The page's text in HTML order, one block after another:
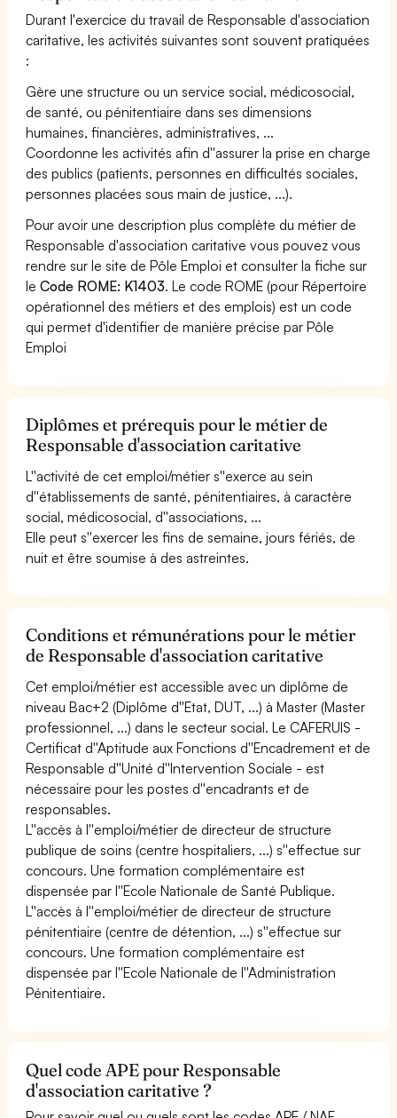
Durant l'exercice du travail de Responsable d'association
caritative, les activités suivantes sont souvent pratiquées
:
Gère une structure ou un service social, médicosocial,
de santé, ou pénitentiaire dans ses dimensions
humaines, financières, administratives, ...
Coordonne les activités afin d''assurer la prise en charge
des publics (patients, personnes en difficultés sociales,
personnes placées sous main de justice, ...).
Pour avoir une description plus complète du métier de
Responsable d'association caritative vous pouvez vous
rendre sur le site de Pôle Emploi et consulter la fiche sur
leCode ROME: K1403. Le code ROME (pour Répertoire
opérationnel des métiers et des emplois) est un code
qui permet d'identifier de manière précise par Pôle
Emploi
Diplômes et prérequis pour le métier de
Responsable d'association caritative
L''activité de cet emploi/métier s''exerce au sein
d''établissements de santé, pénitentiaires, à caractère
social, médicosocial, d''associations, ...
Elle peut s''exercer les fins de semaine, jours fériés, de
nuit et être soumise à des astreintes.
Conditions et rémunérations pour le métier
de Responsable d'association caritative
Cet emploi/métier est accessible avec un diplôme de
niveau Bac+2 (Diplôme d''Etat, DUT, ...) à Master (Master
professionnel, ...) dans le secteur social. Le CAFERUIS -
Certificat d''Aptitude aux Fonctions d''Encadrement et de
Responsable d''Unité d''Intervention Sociale - est
nécessaire pour les postes d''encadrants et de
responsables.
L''accès à l''emploi/métier de directeur de structure
publique de soins (centre hospitaliers, ...) s''effectue sur
concours. Une formation complémentaire est
dispensée par l''Ecole Nationale de Santé Publique.
L''accès à l''emploi/métier de directeur de structure
pénitentiaire (centre de détention, ...) s''effectue sur
concours. Une formation complémentaire est
dispensée par l''Ecole Nationale de l''Administration
Pénitentiaire.
Quel code APE pour Responsable
d'association caritative ?